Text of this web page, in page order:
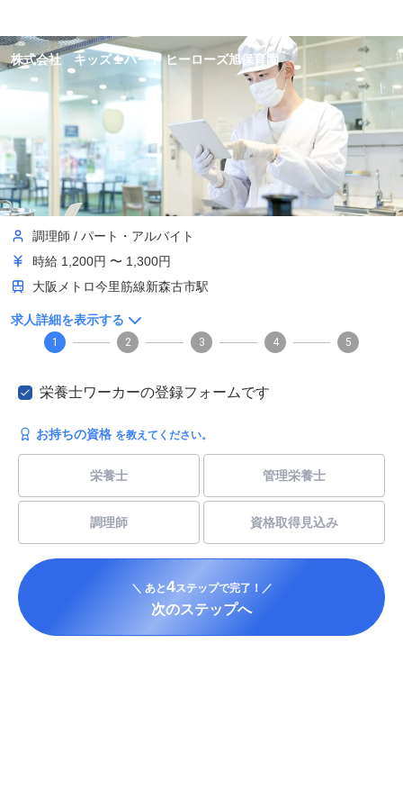
株式会社 キッズ１ハート ヒーローズ旭保育園
調理師 / パート・アルバイト
時給 1,200円 〜 1,300円
大阪メトロ今里筋線新森古市駅
求人詳細を表示する
1 2 3 4 5
栄養士ワーカーの登録フォームです
お持ちの資格 を教えてください。
栄養士 管理栄養士
調理師 資格取得見込み
＼ あと4ステップで完了！／
次のステップへ